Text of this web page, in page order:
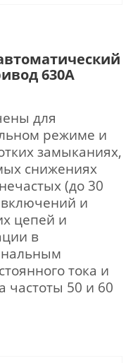
630А
для
режиме и
замыканиях,
снижениях
(до 30
включений и
цепей и
в
тока и
частоты 50 и 60